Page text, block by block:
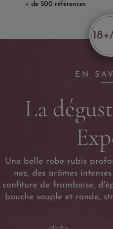
+ de 500 références
EN
La
Une belle robe rubis
nez, des arômes
confiture de framboise,
bouche souple et ronde,